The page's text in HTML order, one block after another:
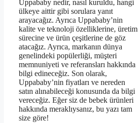
Uppababy nedir, nasıl kuruldu, hangi
ülkeye aittir gibi sorulara yanıt
arayacağız. Ayrıca Uppababy’nin
kalite ve teknoloji özelliklerine, üretim
sürecine ve ürün çeşitlerine de göz
atacağız. Ayrıca, markanın dünya
genelindeki popülerliği, müşteri
memnuniyeti ve referansları hakkında
bilgi edineceğiz. Son olarak,
Uppababy’nin fiyatları ve nereden
satın alınabileceği konusunda da bilgi
vereceğiz. Eğer siz de bebek ürünleri
hakkında meraklıysanız, bu yazı tam
size göre!